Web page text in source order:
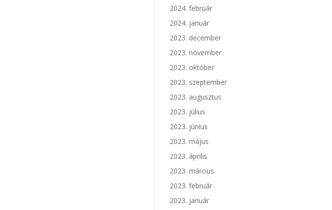
2024. február
2024. január
2023. december
2023. november
2023. október
2023. szeptember
2023. augusztus
2023. július
2023. június
2023. május
2023. április
2023. március
2023. február
2023. január